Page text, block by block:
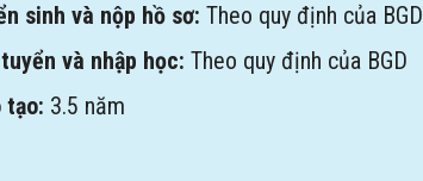
sinh và nộp hồ sơ: Theo quy định của BGD
và nhập học: Theo quy định của BGD
tạo: 3.5 năm